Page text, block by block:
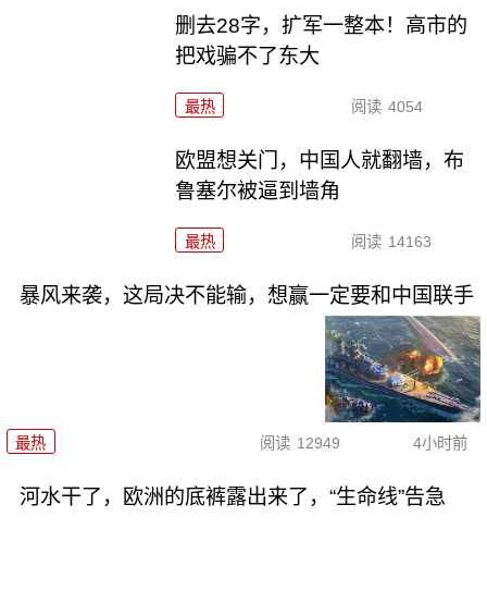
删去28字，扩军一整本！高市的
把戏骗不了东大
最热 阅读 4054
欧盟想关门，中国人就翻墙，布
鲁塞尔被逼到墙角
最热 阅读 14163
暴风来袭，这局决不能输，想赢一定要和中国联手
最热 阅读 12949 4小时前
河水干了，欧洲的底裤露出来了，“生命线”告急